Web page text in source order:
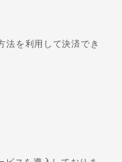
法を利用して決済でき